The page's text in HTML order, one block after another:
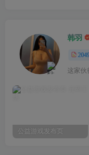
韩羽
这家伙
公益游戏发布页